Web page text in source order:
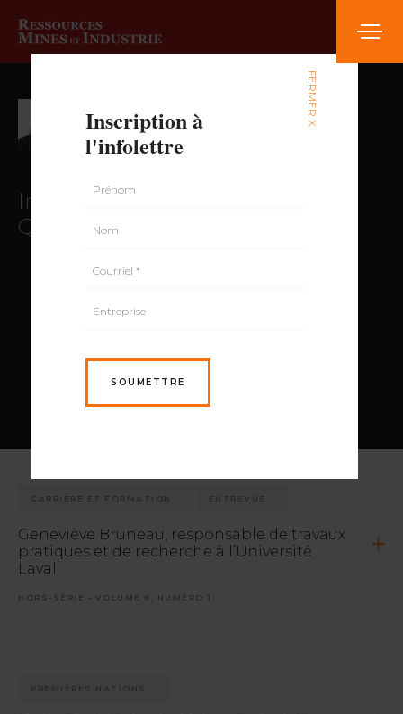
Maripier Viger
Institut national des mines du
Québec
CARRIÈRE ET FORMATION ENTREVUE
Geneviève Bruneau, responsable de travaux
pratiques et de recherche à l’Université
Laval
HORS-SÉRIE - VOLUME 6, NUMÉRO 1
PREMIÈRES NATIONS
FERMER X
Inscription à
l'infolettre
SOUMETTRE